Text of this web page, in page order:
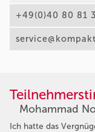
+49(0)40 80 81
Mohammad
Ich hatte das